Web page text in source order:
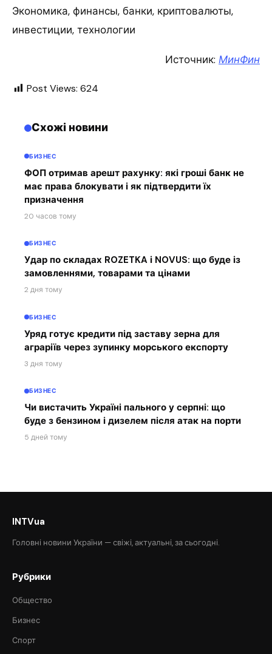
Экономика, финансы, банки, криптовалюты,
инвестиции, технологии
Источник: МинФин
Post Views: 624
Схожі новини
БИЗНЕС
ФОП отримав арешт рахунку: які гроші банк не
має права блокувати і як підтвердити їх
призначення
20 часов тому
БИЗНЕС
Удар по складах ROZETKA і NOVUS: що буде із
замовленнями, товарами та цінами
2 дня тому
БИЗНЕС
Уряд готує кредити під заставу зерна для
аграріїв через зупинку морського експорту
3 дня тому
БИЗНЕС
Чи вистачить Україні пального у серпні: що
буде з бензином і дизелем після атак на порти
5 дней тому
INTVua
Головні новини України — свіжі, актуальні, за сьогодні.
Рубрики
Общество
Бизнес
Спорт